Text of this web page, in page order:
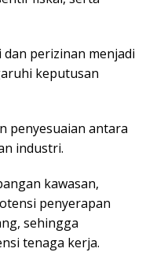
perizinan menjadi
keputusan
penyesuaian antara
industri.
kawasan,
penyerapan
sehingga
tenaga kerja.